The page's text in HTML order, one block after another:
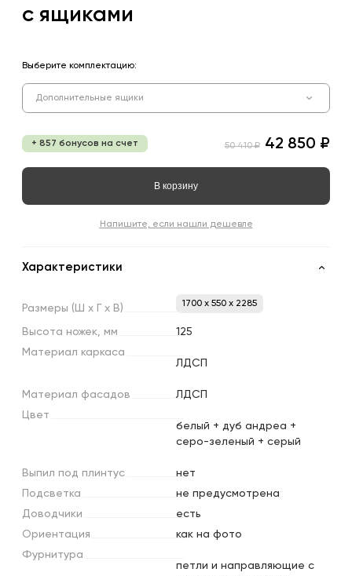
с ящиками
Выберите комплектацию:
Дополнительные ящики
+ 857 бонусов на счет 50 410 ₽ 42 850 ₽
В корзину
Напишите, если нашли дешевле
Характеристики
Размеры (Ш х х В) 1700 x 550 x 2285
Высота ножек, мм
125
Материал каркаса
ЛДСП
Материал фасадов
ЛДСП
Цвет
белый + дуб андреа +
серо-зеленый + серый
Выпил под плинтус
нет
Подсветка
не предусмотрена
Доводчики
есть
Ориентация
как на фото
Фурнитура
петли и направляющие с